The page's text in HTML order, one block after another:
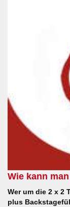
Wie kann
Wer um die 2 x 2
plus